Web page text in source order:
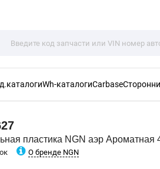
Wh-каталогиCarbase
пластика NGN аэр Ароматная
О бренде NGN